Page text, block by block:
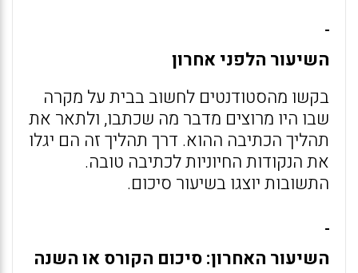
השיעור הלפני אחרון
בקשו מהסטודנטים לחשוב בבית על מקרה
שבו היו מרוצים מדבר מה שכתבו, ולתאר את
תהליך הכתיבה ההוא. דרך תהליך זה הם יגלו
את הנקודות החיוניות לכתיבה טובה.
התשובות יוצגו בשיעור סיכום.
השיעור האחרון: סיכום הקורס או השנה